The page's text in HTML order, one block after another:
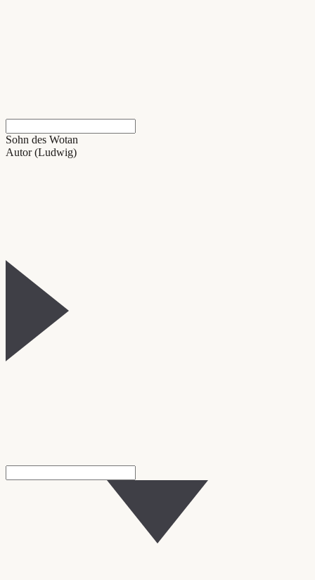
Sohn des Wotan
Autor (Ludwig)